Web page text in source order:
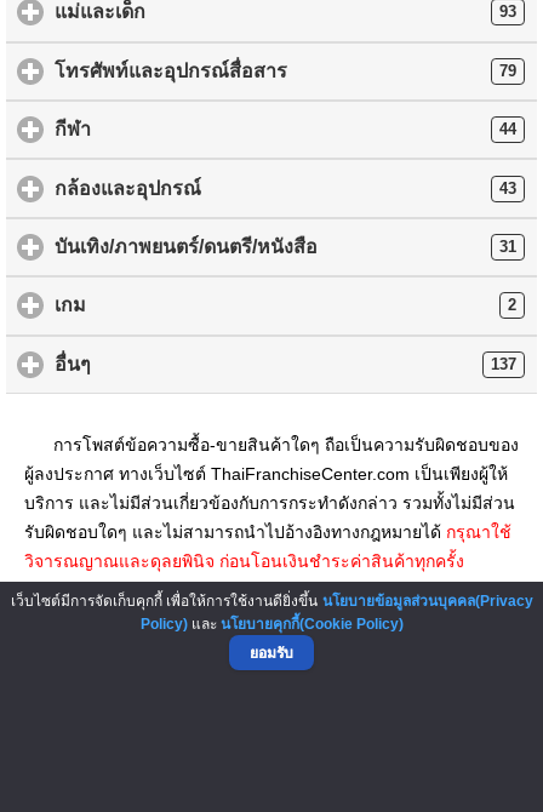
แม่และเด็ก 93
โทรศัพท์และอุปกรณ์สื่อสาร 79
กีฬา 44
กล้องและอุปกรณ์ 43
บันเทิง/ภาพยนตร์/ดนตรี/หนังสือ 31
เกม 2
อื่นๆ 137
การโพสต์ข้อความซื้อ-ขายสินค้าใดๆ ถือเป็นความรับผิดชอบของ
ผู้ลงประกาศ ทางเว็บไซต์ ThaiFranchiseCenter.com เป็นเพียงผู้ให้
บริการ และไม่มีส่วนเกี่ยวข้องกับการกระทำดังกล่าว รวมทั้งไม่มีส่วน
รับผิดชอบใดๆ และไม่สามารถนำไปอ้างอิงทางกฎหมายได้ กรุณาใช้
วิจารณญาณและดุลยพินิจ ก่อนโอนเงินชำระค่าสินค้าทุกครั้ง
▲ GO TO TOP
เว็บไซต์มีการจัดเก็บคุกกี้ เพื่อให้การใช้งานดียิ่งขึ้น นโยบายข้อมูลส่วนบุคคล(Privacy
Policy)และ นโยบายคุกกี้(Cookie Policy)
ยอมรับ